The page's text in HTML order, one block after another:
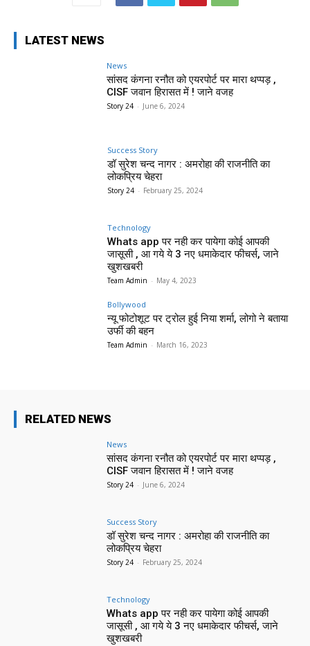
LATEST NEWS
News
सांसद कंगना रनौत को एयरपोर्ट पर मारा थप्पड़ ,
CISF जवान हिरासत में ! जाने वजह
Story 24 - June 6, 2024
Success Story
डॉ सुरेश चन्द नागर : अमरोहा की राजनीति का
लोकप्रिय चेहरा
Story 24 - February 25, 2024
Technology
Whats app पर नही कर पायेगा कोई आपकी
जासूसी , आ गये ये 3 नए धमाकेदार फीचर्स, जाने
खुशखबरी
Team Admin - May 4, 2023
Bollywood
न्यू फोटोशूट पर ट्रोल हुई निया शर्मा, लोगो ने बताया
उर्फी की बहन
Team Admin - March 16, 2023
RELATED NEWS
News
सांसद कंगना रनौत को एयरपोर्ट पर मारा थप्पड़ ,
CISF जवान हिरासत में ! जाने वजह
Story 24 - June 6, 2024
Success Story
डॉ सुरेश चन्द नागर : अमरोहा की राजनीति का
लोकप्रिय चेहरा
Story 24 - February 25, 2024
Technology
Whats app पर नही कर पायेगा कोई आपकी
जासूसी , आ गये ये 3 नए धमाकेदार फीचर्स, जाने
खुशखबरी